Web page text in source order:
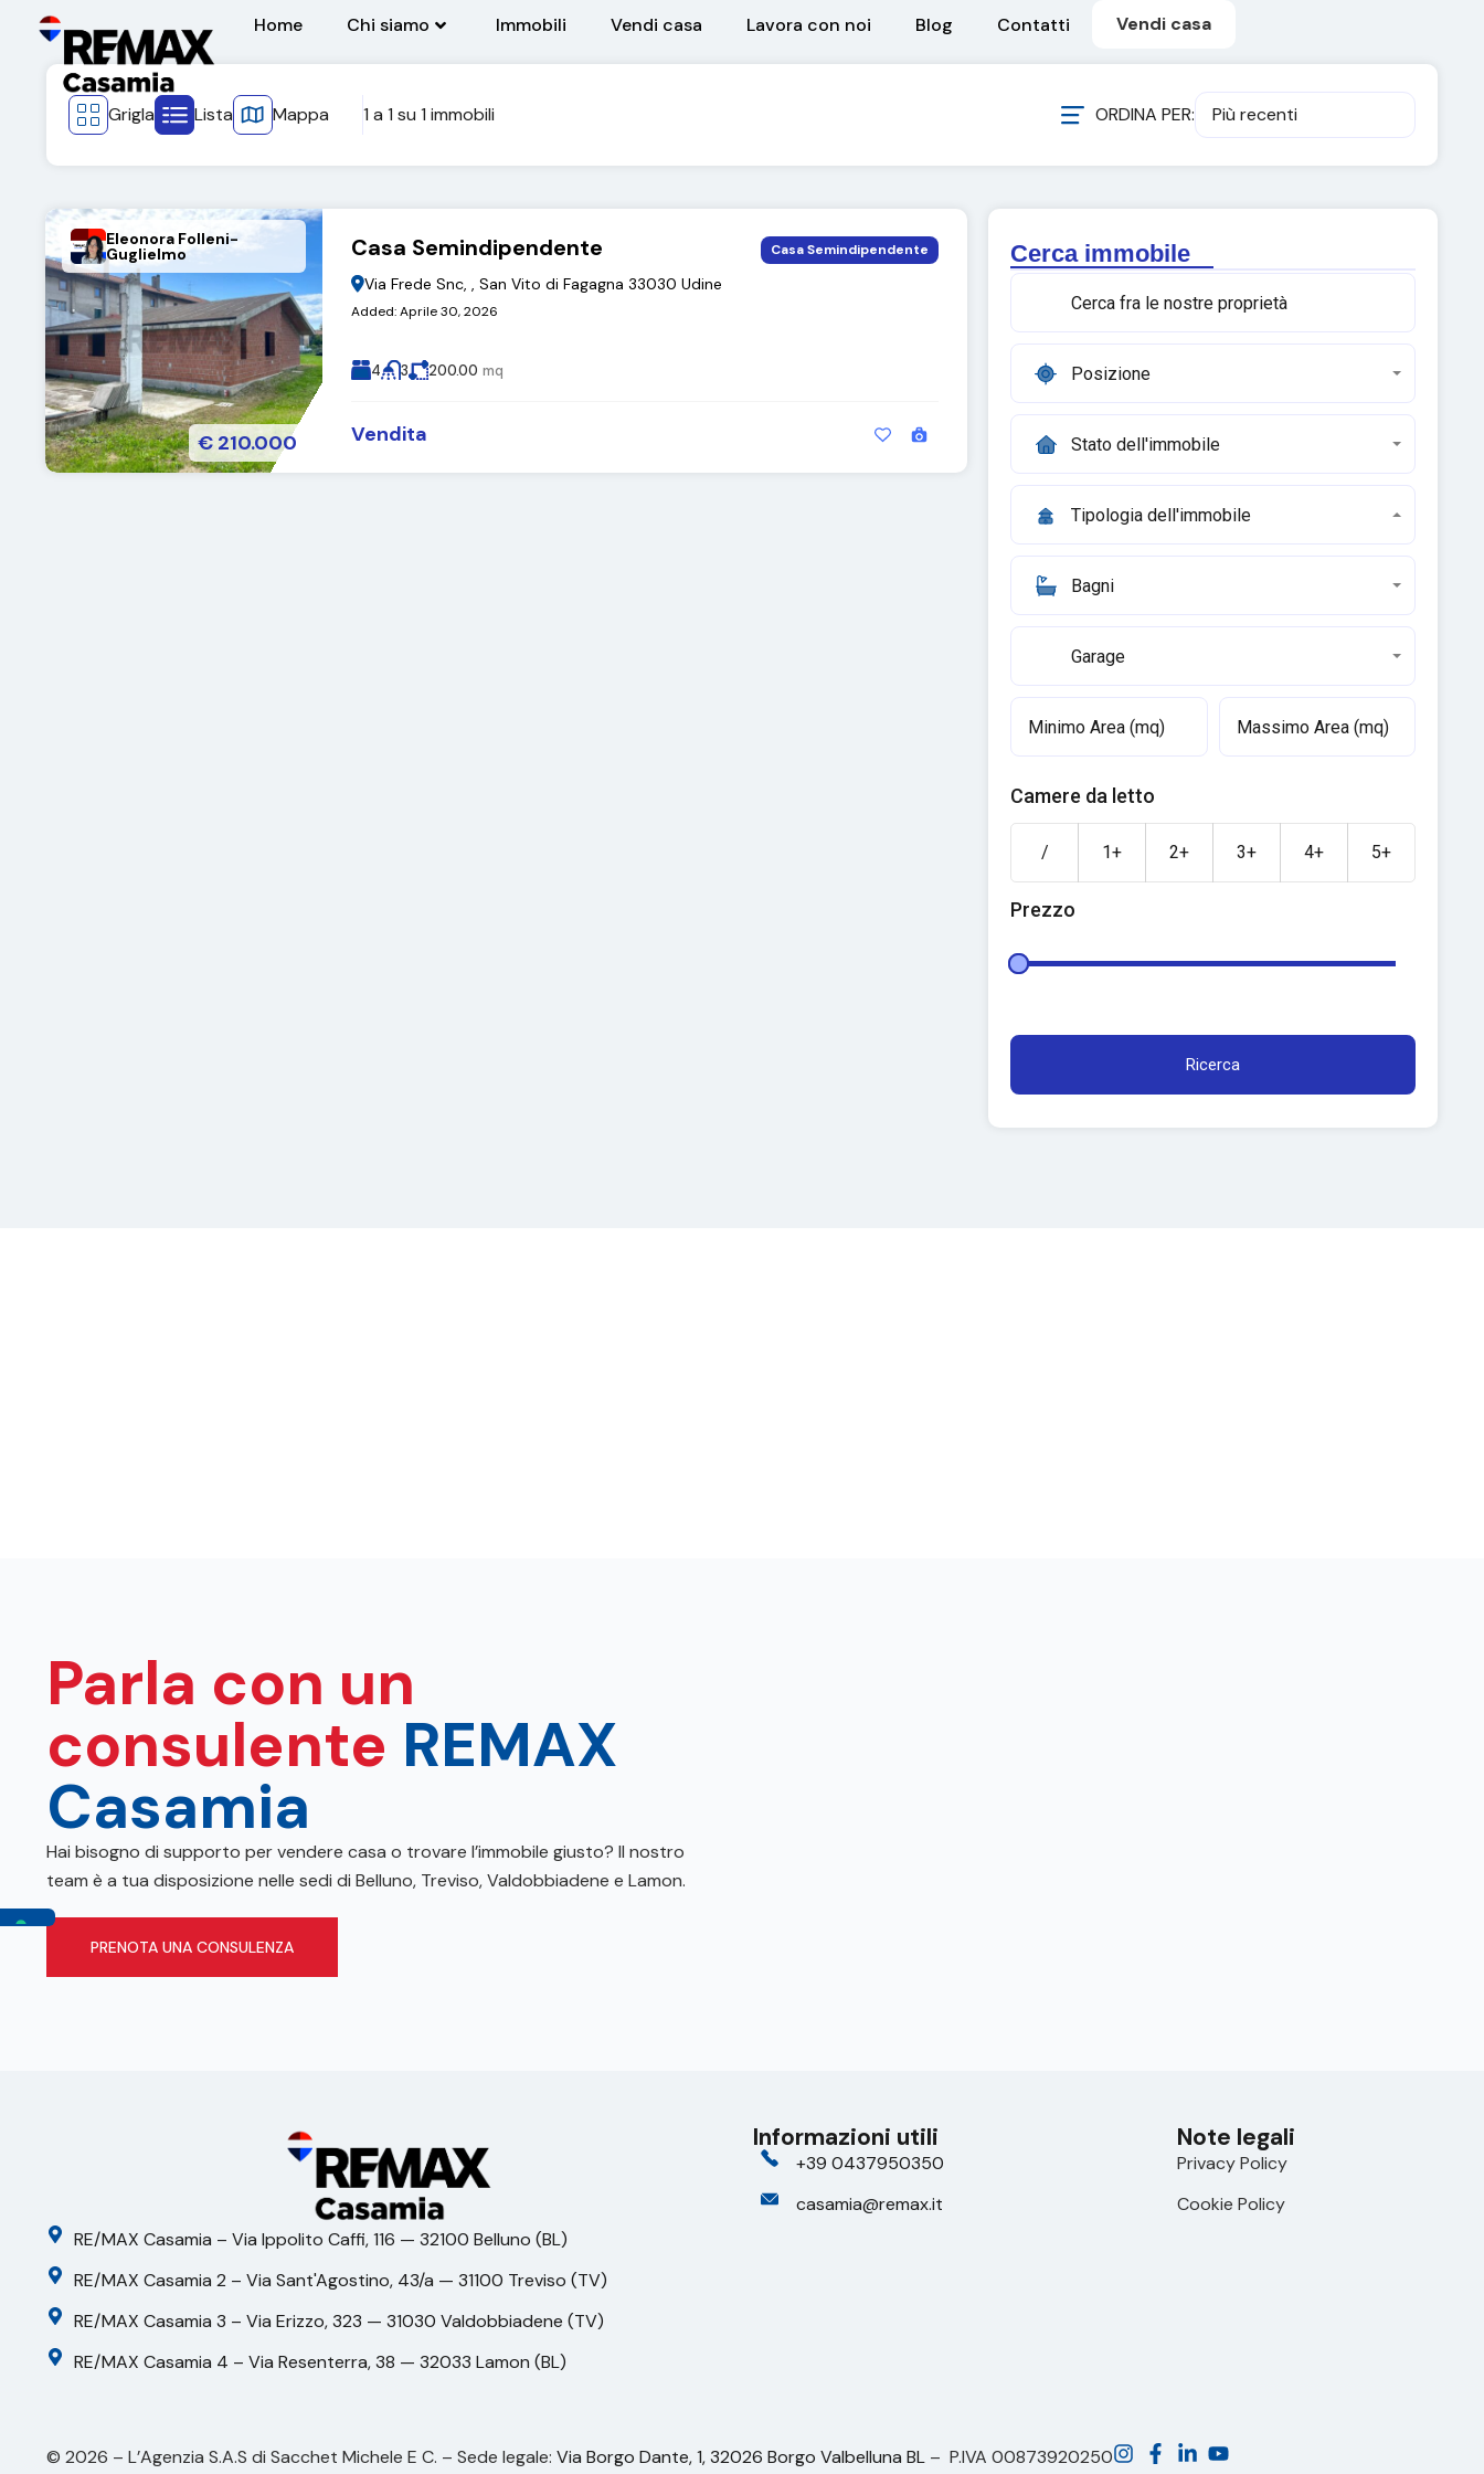
Home Chi siamo Immobili Vendi casa Lavora con noi Blog Contatti Vendi casa
Grigla Lista Mappa 1 a 1 su 1 immobili ORDINA PER: Più recenti
Eleonora Folleni-
Guglielmo
€ 210.000
Casa Semindipendente
Via Frede Snc, , San Vito di Fagagna 33030 Udine
Added:Aprile 30, 2026
Casa Semindipendente
4 3 200.00 mq
Vendita
Cerca immobile
Posizione
Stato dell'immobile
Tipologia dell'immobile
Bagni
Garage
Camere da letto
/ 1+ 2+ 3+ 4+ 5+
Prezzo
Ricerca
Parla con un
consulente REMAX
Casamia
Hai bisogno di supporto per vendere casa o trovare l’immobile giusto? Il nostro
team è a tua disposizione nelle sedi di Belluno, Treviso, Valdobbiadene e Lamon.
PRENOTA UNA CONSULENZA
RE/MAX Casamia – Via Ippolito Caffi, 116 — 32100 Belluno (BL)
RE/MAX Casamia 2 – Via Sant'Agostino, 43/a — 31100 Treviso (TV)
RE/MAX Casamia 3 – Via Erizzo, 323 — 31030 Valdobbiadene (TV)
RE/MAX Casamia 4 – Via Resenterra, 38 — 32033 Lamon (BL)
Informazioni utili
+39 0437950350
casamia@remax.it
Note legali
Privacy Policy
Cookie Policy
© 2026 – L’Agenzia S.A.S di Sacchet Michele E C. – Sede legale: Via Borgo Dante, 1, 32026 Borgo Valbelluna BL – P.IVA 00873920250